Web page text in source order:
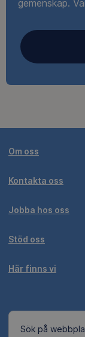
gemenskap.
Om oss
Kontakta oss
Jobba hos oss
Stöd oss
Här finns vi
Sök på